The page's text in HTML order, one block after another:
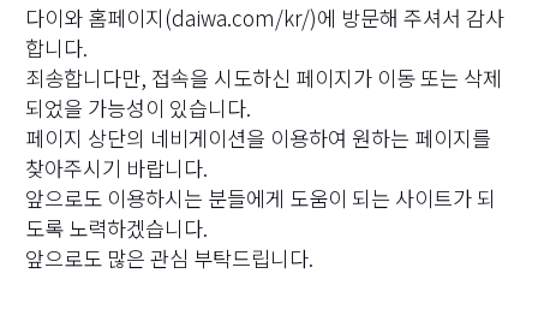
다이와 홈페이지(daiwa.com/kr/)에 방문해 주셔서 감사
합니다.
죄송합니다만, 접속을 시도하신 페이지가 이동 또는 삭제
되었을 가능성이 있습니다.
페이지 상단의 네비게이션을 이용하여 원하는 페이지를
찾아주시기 바랍니다.
앞으로도 이용하시는 분들에게 도움이 되는 사이트가 되
도록 노력하겠습니다.
앞으로도 많은 관심 부탁드립니다.